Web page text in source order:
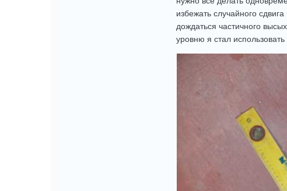
избежать случайного
дождаться частичного
уровню я стал